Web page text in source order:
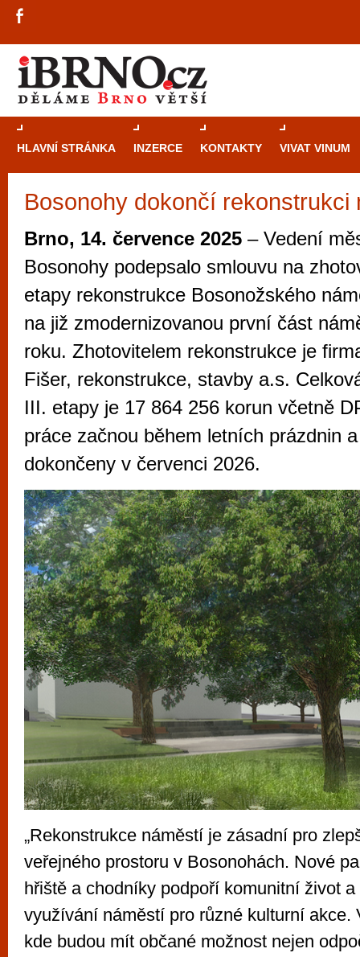
HLAVNÍ STRÁNKA INZERCE KONTAKTY VIVAT VINUM
Bosonohy dokončí rekonstrukci
Brno, 14. července 2025 – Vedení
Bosonohy podepsalo smlouvu na
etapy rekonstrukce Bosonožského
na již zmodernizovanou první část
roku. Zhotovitelem rekonstrukce je
Fišer, rekonstrukce, stavby a.s.
III. etapy je 17 864 256 korun včetně
práce začnou během letních prázdnin
dokončeny v červenci 2026.
„Rekonstrukce náměstí je zásadní pro
veřejného prostoru v Bosonohách. Nové
hřiště a chodníky podpoří komunitní život
využívání náměstí pro různé kulturní akce.
kde budou mít občané možnost nejen
Průvodce
Brně: Od
automaty
Brno je
zajímavé
restaurace,
Mimo jiné je ale také místem, kde si
vyzkoušet různé kasinové hry. V
metropoli naleznete širokou nabídku her
po moderní automaty jak pro pravidelné
příležitostné hráče. V...